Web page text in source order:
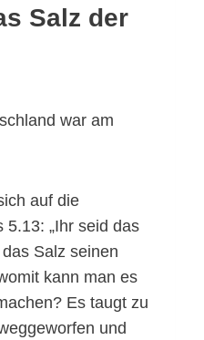
Salz der
war am
auf die
5.13: „Ihr seid das
Salz seinen
kann man es
Es taugt zu
und